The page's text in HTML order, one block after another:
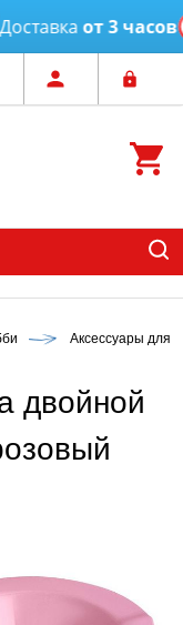
от 3 часов
Аксессуары для
двойной